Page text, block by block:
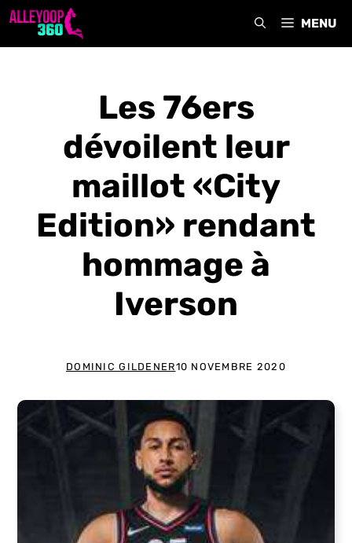
Aller
MENU
Les 76ers
dévoilent leur
maillot «City
Edition» rendant
hommage à
Iverson
DOMINIC GILDENER10 NOVEMBRE 2020